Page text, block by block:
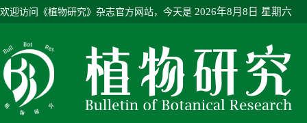
欢迎访问《植物研究》杂志官方网站，今天是 2026年8月8日 星期六